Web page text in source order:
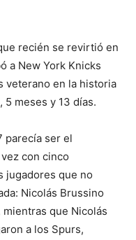
recién se revirtió en
a New York Knicks
veterano en la historia
5 meses y 13 días.
parecía ser el
con cinco
jugadores que no
Nicolás Brussino
que Nicolás
a los Spurs,